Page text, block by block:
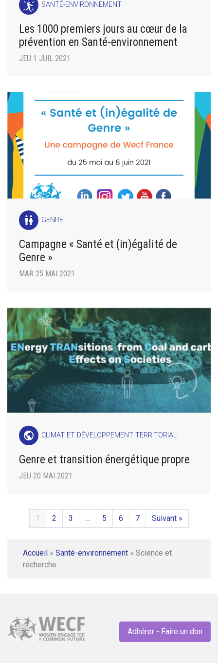
SANTÉ-ENVIRONNEMENT
Les 1000 premiers jours au cœur de la
prévention en Santé-environnement
JEU 1 JUIL 2021
wc GENRE
Campagne « Santé et (in)égalité de
Genre »
MAR 25 MAI 2021
public CLIMAT ET DÉVELOPPEMENT TERRITORIAL
Genre et transition énergétique propre
JEU 20 MAI 2021
1 2 3 … 5 6 7 Suivant »
Accueil » Santé-environnement » Science et
recherche
Adhérer - Faire un don